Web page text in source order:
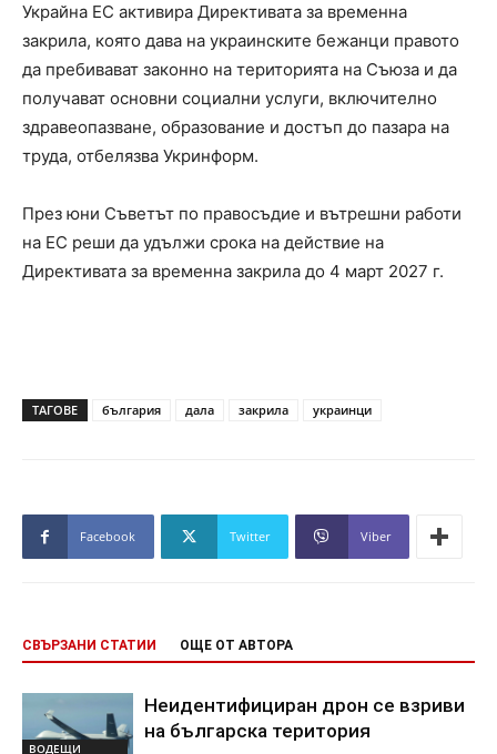
Украйна ЕС активира Директивата за временна
закрила, която дава на украинските бежанци правото
да пребивават законно на територията на Съюза и да
получават основни социални услуги, включително
здравеопазване, образование и достъп до пазара на
труда, отбелязва Укринформ.
През юни Съветът по правосъдие и вътрешни работи
на ЕС реши да удължи срока на действие на
Директивата за временна закрила до 4 март 2027 г.
ТАГОВЕ българия дала закрила украинци
Facebook Twitter Viber
СВЪРЗАНИ СТАТИИ ОЩЕ ОТ АВТОРА
ВОДЕЩИ
Неидентифициран дрон се взриви
на българска територия